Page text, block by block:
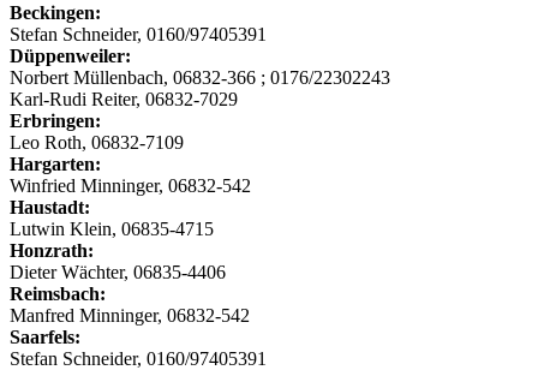
Beckingen:
Stefan Schneider, 0160/97405391
Düppenweiler:
Norbert Müllenbach, 06832-366 ; 0176/22302243
Karl-Rudi Reiter, 06832-7029
Erbringen:
Leo Roth, 06832-7109
Hargarten:
Winfried Minninger, 06832-542
Haustadt:
Lutwin Klein, 06835-4715
Honzrath:
Dieter Wächter, 06835-4406
Reimsbach:
Manfred Minninger, 06832-542
Saarfels:
Stefan Schneider, 0160/97405391